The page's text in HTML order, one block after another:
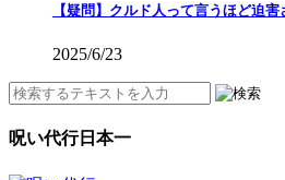
【疑問】クルド人って言うほど迫害
2025/6/23
呪い代行日本一